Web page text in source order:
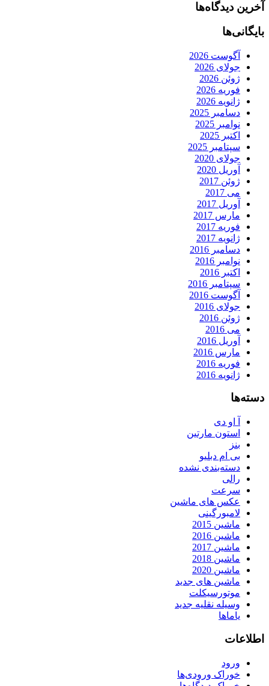
آخرین دیدگاه‌ها
بایگانی‌ها
آگوست 2026
جولای 2026
ژوئن 2026
فوریه 2026
ژانویه 2026
دسامبر 2025
نوامبر 2025
اکتبر 2025
سپتامبر 2025
جولای 2020
آوریل 2020
ژوئن 2017
می 2017
آوریل 2017
مارس 2017
فوریه 2017
ژانویه 2017
دسامبر 2016
نوامبر 2016
اکتبر 2016
سپتامبر 2016
آگوست 2016
جولای 2016
ژوئن 2016
می 2016
آوریل 2016
مارس 2016
فوریه 2016
ژانویه 2016
دسته‌ها
آ او دی
استون مارتین
بنز
بی ام دبلیو
دسته‌بندی نشده
رالی
سرعت
عکس های ماشین
لامبورگینی
ماشین 2015
ماشین 2016
ماشین 2017
ماشین 2018
ماشین 2020
ماشین های جدید
موتورسیکلت
وسیله نقلیه جدید
یاماها
اطلاعات
ورود
خوراک ورودی‌ها